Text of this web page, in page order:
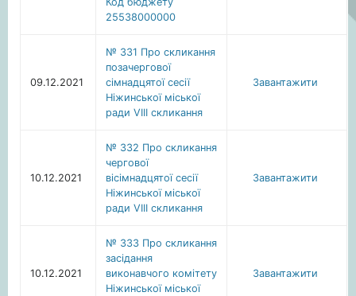
25538000000
09.12.2021
№ 331 Про скликання
позачергової
сімнадцятої сесії
Ніжинської міської
ради VIIІ скликання
Завантажити
10.12.2021
№ 332 Про скликання
чергової
вісімнадцятої сесії
Ніжинської міської
ради VIIІ скликання
Завантажити
10.12.2021
№ 333 Про скликання
засідання
виконавчого комітету
Ніжинської міської
Завантажити